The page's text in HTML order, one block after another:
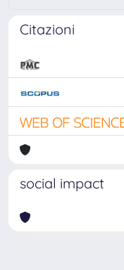
Citazioni
social impact